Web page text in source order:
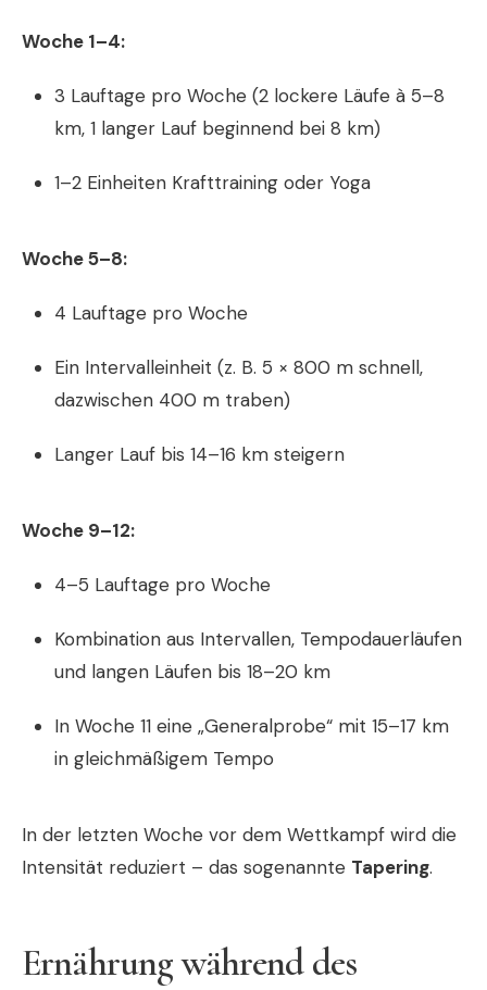
Woche 1–4:
3 Lauftage pro Woche (2 lockere Läufe à 5–8
km, 1 langer Lauf beginnend bei 8 km)
1–2 Einheiten Krafttraining oder Yoga
Woche 5–8:
4 Lauftage pro Woche
Ein Intervalleinheit (z. B. 5 × 800 m schnell,
dazwischen 400 m traben)
Langer Lauf bis 14–16 km steigern
Woche 9–12:
4–5 Lauftage pro Woche
Kombination aus Intervallen, Tempodauerläufen
und langen Läufen bis 18–20 km
In Woche 11 eine „Generalprobe“ mit 15–17 km
in gleichmäßigem Tempo
In der letzten Woche vor dem Wettkampf wird die
Intensität reduziert – das sogenannte Tapering.
Ernährung während des